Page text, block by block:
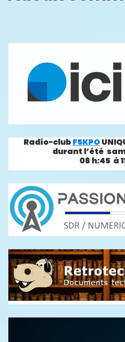
Radio-clubF5KPO
durant l’été
08 h:45 à